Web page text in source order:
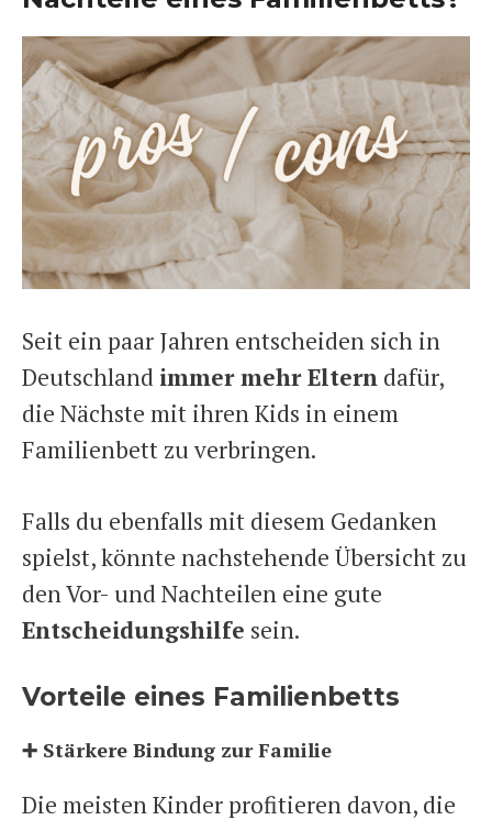
Seit ein paar Jahren entscheiden sich in
Deutschland immer mehr Eltern dafür,
die Nächste mit ihren Kids in einem
Familienbett zu verbringen.
Falls du ebenfalls mit diesem Gedanken
spielst, könnte nachstehende Übersicht zu
den Vor- und Nachteilen eine gute
Entscheidungshilfe sein.
Vorteile eines Familienbetts
➕ Stärkere Bindung zur Familie
Die meisten Kinder profitieren davon, die